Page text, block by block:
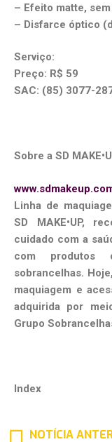
– Efeito matte,
– Disfarce óptico
Serviço:
Preço: R$ 59
SAC: (85) 3077-
Sobre a SD
Linha de
SD MAKE•UP,
cuidado com a
com produtos
sobrancelhas.
maquiagem e
adquirida por
Grupo
Index
NOTÍCIA